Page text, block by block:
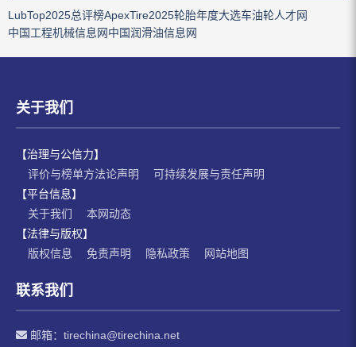
LubTop2025总评榜ApexTire2025轮胎年度大选车油轮人才网
中国工程机械信息网中国润滑油信息网
关于我们
【治理与公信力】
评价与榜单方法论声明
可持续发展与责任声明
【平台信息】
关于我们
本网动态
【法律与版权】
版权信息
免责声明 隐私政策 网站地图
联系我们
邮箱： tirechina@tirechina.net